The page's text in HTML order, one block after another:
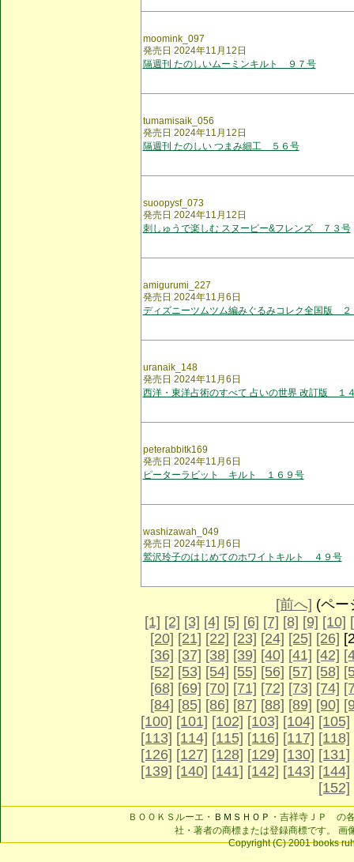
moomink_097
発売日 2024年11月12日
隔週刊 たのしいムーミンキルト ９７号
tumamisaik_056
発売日 2024年11月12日
隔週刊 たのしい つまみ細工 ５６号
suoopysf_073
発売日 2024年11月12日
刺しゅうで楽しむ スヌーピー&フレンズ ７３号
amigurumi_227
発売日 2024年11月6日
ディズニーツムツム編みぐるみコレク全国版 ２
uranaik_148
発売日 2024年11月6日
西洋・東洋占術のすべて 占いの世界 改訂版 １
peterabbitk169
発売日 2024年11月6日
ピーターラビット キルト １６９号
washizawah_049
発売日 2024年11月6日
鷲沢玲子のはじめてのホワイトキルト ４９号
[前へ] (ペ
[1] [2] [3] [4] [5] [6] [7] [8] [9] [10]
[20] [21] [22] [23] [24] [25] [26]
[36] [37] [38] [39] [40] [41] [42]
[52] [53] [54] [55] [56] [57] [58]
[68] [69] [70] [71] [72] [73] [74]
[84] [85] [86] [87] [88] [89] [90]
[100] [101] [102] [103] [104] [105]
[113] [114] [115] [116] [117] [118]
[126] [127] [128] [129] [130] [131]
[139] [140] [141] [142] [143] [144]
[152]
ＢＯＯＫＳルーエ・ ＢＭＳＨＯＰ ・吉祥寺ＪＰ の
社・著者の商標または登録商標です。 画
Copyright (C) 2001 books